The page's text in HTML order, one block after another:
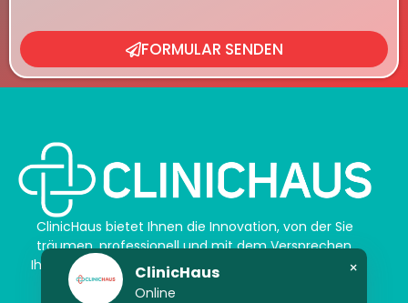
FORMULAR SENDEN
ClinicHaus bietet Ihnen die Innovation, von der Sie
träumen, professionell und mit dem Versprechen,
Ihnen magische Akzente zu verleihen. Schenken Sie
sich selbst ein neues „Ich“.
ClinicHaus
Online
×